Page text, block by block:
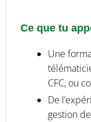
Ce que tu
Une
CFC, ou
De
gestion